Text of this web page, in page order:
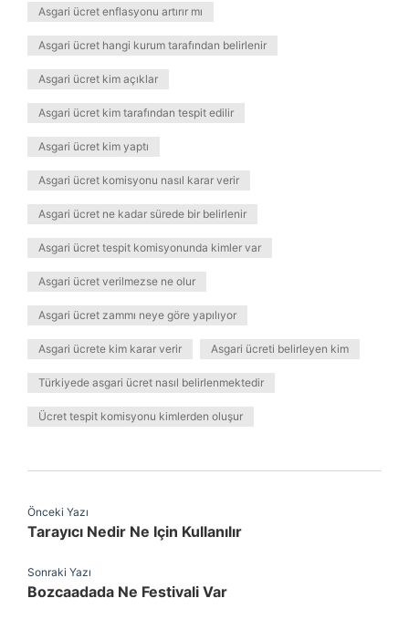
Asgari ücret enflasyonu artırır mı
Asgari ücret hangi kurum tarafından belirlenir
Asgari ücret kim açıklar
Asgari ücret kim tarafından tespit edilir
Asgari ücret kim yaptı
Asgari ücret komisyonu nasıl karar verir
Asgari ücret ne kadar sürede bir belirlenir
Asgari ücret tespit komisyonunda kimler var
Asgari ücret verilmezse ne olur
Asgari ücret zammı neye göre yapılıyor
Asgari ücrete kim karar verir Asgari ücreti belirleyen kim
Türkiyede asgari ücret nasıl belirlenmektedir
Ücret tespit komisyonu kimlerden oluşur
Önceki Yazı
Tarayıcı Nedir Ne Için Kullanılır
Sonraki Yazı
Bozcaadada Ne Festivali Var